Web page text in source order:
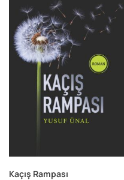
Kaçış Rampası